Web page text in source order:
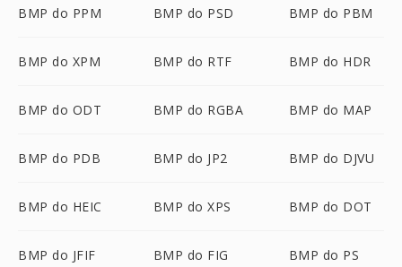
BMP do PPM BMP do PSD BMP do PBM
BMP do XPM BMP do RTF BMP do HDR
BMP do ODT BMP do RGBA BMP do MAP
BMP do PDB BMP do JP2 BMP do DJVU
BMP do HEIC BMP do XPS BMP do DOT
BMP do JFIF BMP do FIG BMP do PS